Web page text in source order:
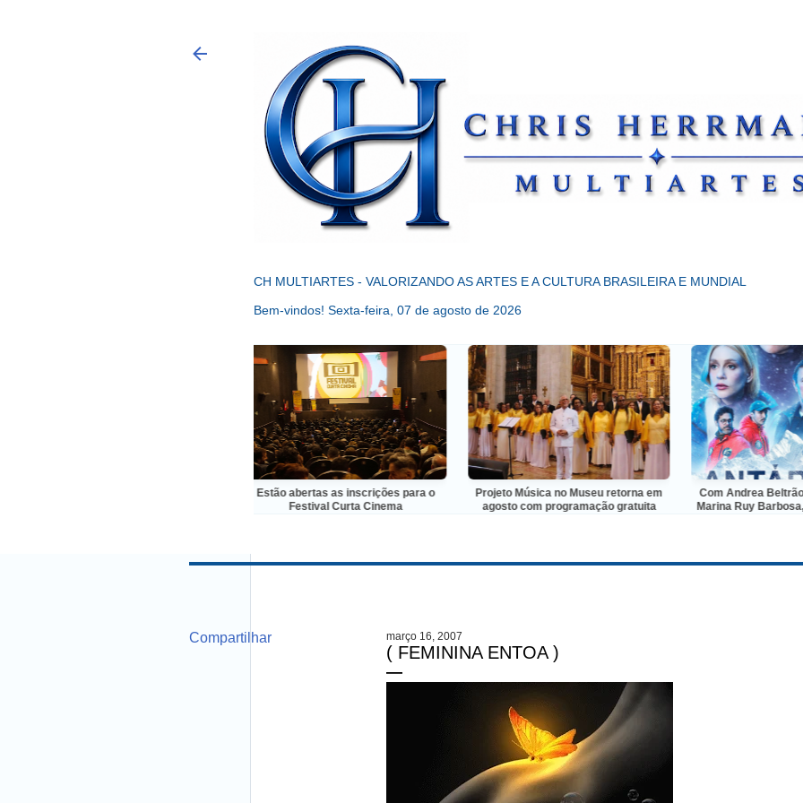
CH MULTIARTES - VALORIZANDO AS ARTES E A CULTURA BRASILEIRA E MUNDIAL
Bem-vindos! Sexta-feira, 07 de agosto de 2026
Estão abertas as inscrições para o
Festival Curta Cinema
Projeto Música no Museu retorna em
agosto com programação gratuita
Com Andrea Beltrão,
Marina Ruy Barbosa,
Compartilhar março 16, 2007
( FEMININA ENTOA )